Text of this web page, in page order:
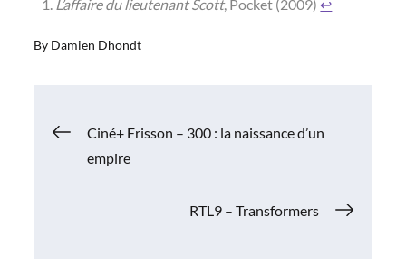
L’affaire du lieutenant Scott, Pocket (2009) ↩︎
By Damien Dhondt
Navigation
Ciné+ Frisson – 300 : la naissance d’un
empire
RTL9 – Transformers